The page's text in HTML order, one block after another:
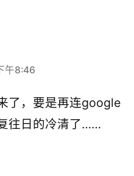
午8:46
了，要是再连google
往日的冷清了……